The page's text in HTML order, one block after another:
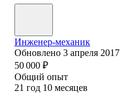
Инженер-механик
Обновлено 3 апреля 2017
50 000 ₽
Общий опыт
21 год 10 месяцев